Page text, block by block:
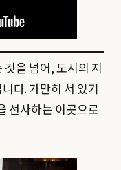
을 넘어, 도시의 지
다. 가만히 서 있기
선사하는 이곳으로